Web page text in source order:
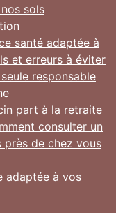
sols
santé adaptée à
et erreurs à éviter
responsable
part à la retraite
consulter un
près de chez vous
adaptée à vos